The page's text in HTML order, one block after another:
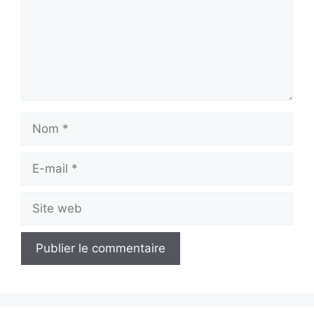
Nom
Site
web